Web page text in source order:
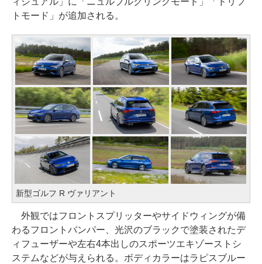
トモード」が追加される。
新型ゴルフ R ヴァリアント
外観ではフロントスプリッターやサイドウィングが備
わるフロントバンパー、光沢のブラックで塗装されたデ
ィフューザーや左右4本出しのスポーツエキゾーストシ
ステムなどが与えられる。ボディカラーはラピスブルー